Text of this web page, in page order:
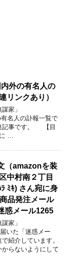
外の有名人の
リンクあり）
家」
有名人の訃報一覧で
記事です。 【目
に …
（amazonを装
中村南２丁目
ﾐｷ) さん宛に身
品発注メール
惑メール1265
家」
いた「迷惑メー
紹介しています。
らないようにして